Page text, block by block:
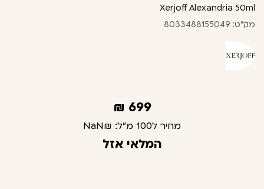
Xerjoff Alexandria 50ml
מק"ט: 8033488155049
699
₪
מחיר ל100 מ"ל: ₪NaN
המלאי אזל